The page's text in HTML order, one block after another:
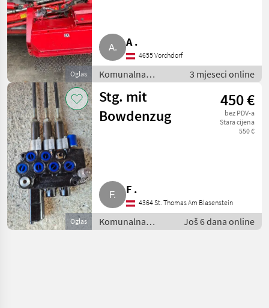
Oglas
A .
4655 Vorchdorf
Komunalna
oprema i vozila /
Kosilice za nagibe
3 mjeseci online
Oglas
Stg. mit
Bowdenzug
450 €
bez PDV-a
Stara cijena
550 €
F .
4364 St. Thomas Am Blasenstein
Komunalna
oprema i vozila /
Još 6 dana online